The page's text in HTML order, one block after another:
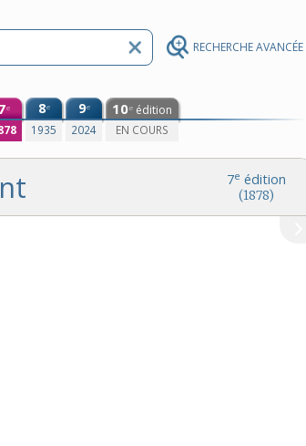
RECHERCHE AVANCÉE
e 8e
1935
9e
2024
10e édition
EN COURS
7e édition
(1878)